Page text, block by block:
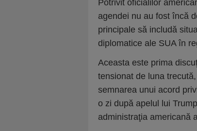
Potrivit oficialilor
agendei nu au fost încă
principale să includă
diplomatice ale SUA în
Aceasta este prima
tensionat de luna
semnarea unui acord
o zi după apelul lui
administraţia americană